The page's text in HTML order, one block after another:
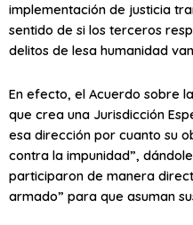
implementación de justicia
sentido de si los terceros
delitos de lesa humanidad
En efecto, el Acuerdo sobre
que crea una Jurisdicción
esa dirección por cuanto su
contra la impunidad”,
participaron de manera
armado” para que asuman